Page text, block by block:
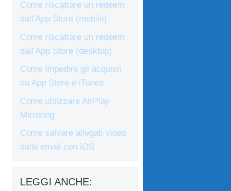
Come riscattare un redeem
dall’App Store (mobile)
Come riscattare un redeem
dall’App Store (desktop)
Come impedire gli acquisti
su App Store e iTunes
Come utilizzare AirPlay
Mirroring
Come salvare allegati video
dalle email con iOS
LEGGI ANCHE: